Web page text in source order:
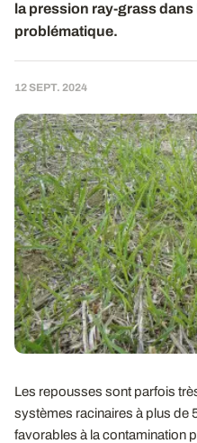
la pression ray-grass
problématique.
12 SEPT. 2024
Les repousses sont parfois
systèmes racinaires à plus de
favorables à la contamination